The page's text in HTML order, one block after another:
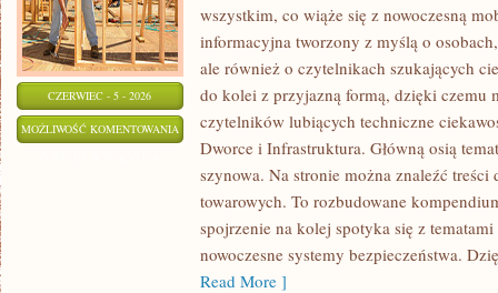
CZERWIEC - 5 - 2026
MOŻLIWOŚĆ KOMENTOWANIA AKTUALNOŚCI
WYDARZENIA
wszystkim, co wiąże się z nowoczesną
informacyjna tworzony z myślą o
ale również o czytelnikach szukających
do kolei z przyjazną formą, dzięki czemu
czytelników lubiących techniczne
Dworce i Infrastruktura. Główną osią
szynowa. Na stronie można znaleźć treści
towarowych. To rozbudowane
spojrzenie na kolej spotyka się z
nowoczesne systemy bezpieczeństwa.
Read More ]